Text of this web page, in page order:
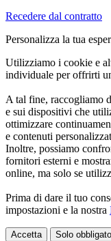
Recedere dal contratto
Personalizza la tua
Utilizziamo i cookie e
individuale per offrirti
A tal fine, raccogliamo
e sui dispositivi che
ottimizzare
e contenuti
Inoltre, possiamo
fornitori esterni e
online, ma solo se
Prima di dare il tuo
impostazioni e la nostra
Accetta Solo